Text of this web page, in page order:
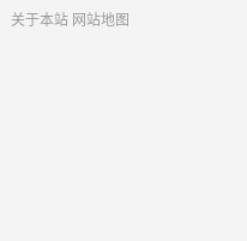
关于本站 网站地图